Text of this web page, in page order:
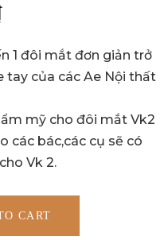
1 đôi mắt đơn giản trở
tay của các Ae Nội thất
mỹ cho đôi mắt Vk2
các bác,các cụ sẽ có
Vk 2.
CART